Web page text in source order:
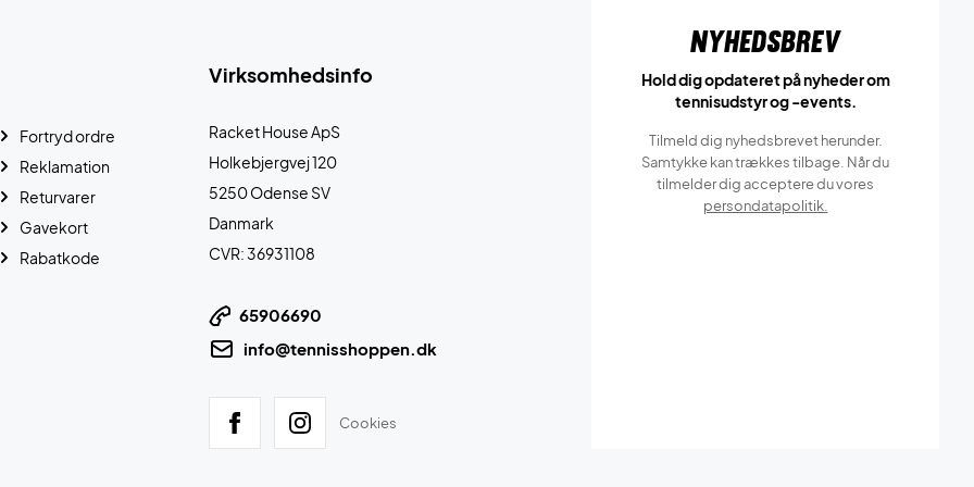
Virksomhedsinfo
Racket House ApS
Holkebjergvej 120
5250 Odense SV
Danmark
CVR: 36931108
65906690
info@tennisshoppen.dk
Cookies
Fortryd ordre
Reklamation
Returvarer
Gavekort
Rabatkode
Nyhedsbrev
Hold dig opdateret på nyheder om
tennisudstyr og -events.
Tilmeld dig nyhedsbrevet herunder.
Samtykke kan trækkes tilbage. Når du
tilmelder dig acceptere du vores
persondatapolitik.